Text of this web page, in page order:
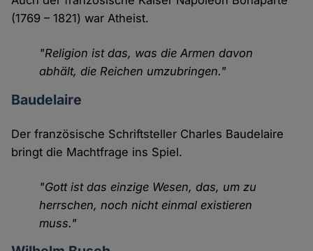
(1769 – 1821) war Atheist.
"Religion ist das, was die Armen davon
abhält, die Reichen umzubringen."
Baudelaire
Der französische Schriftsteller Charles Baudelaire
bringt die Machtfrage ins Spiel.
"Gott ist das einzige Wesen, das, um zu
herrschen, noch nicht einmal existieren
muss."